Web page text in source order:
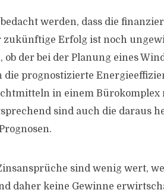
werden, dass die
zukünftige Erfolg ist noch
ob der bei der Planung eines
die prognostizierte
in einem Bürokomplex
sind auch die daraus
sind wenig wert,
daher keine Gewinne